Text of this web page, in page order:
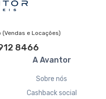
e Locações)
8466
A Avantor
Sobre nós
Cashback social